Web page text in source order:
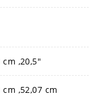
cm ,20,5"
cm ,52,07 cm